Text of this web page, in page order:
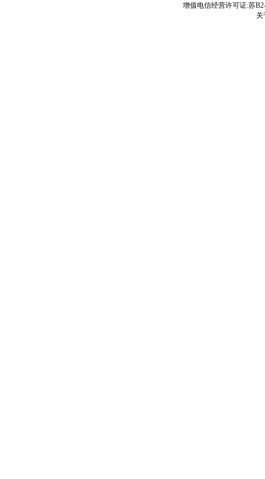
增值电信经营许可证:苏
关